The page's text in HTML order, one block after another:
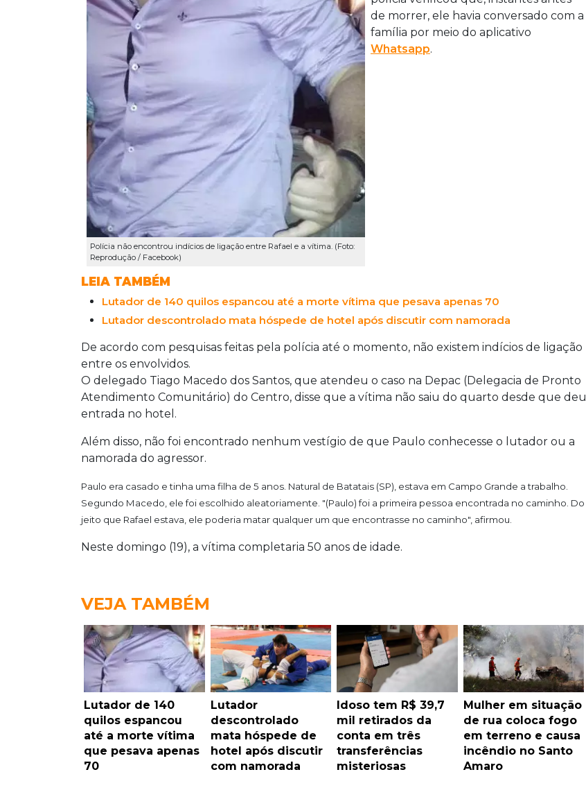
Polícia não encontrou indícios de ligação entre Rafael e a vítima. (Foto:
Reprodução / Facebook)
de morrer, ele havia conversado com a
família por meio do aplicativo
Whatsapp.
LEIA TAMBÉM
Lutador de 140 quilos espancou até a morte vítima que pesava apenas 70
Lutador descontrolado mata hóspede de hotel após discutir com namorada
De acordo com pesquisas feitas pela polícia até o momento, não existem indícios de ligação
entre os envolvidos.
O delegado Tiago Macedo dos Santos, que atendeu o caso na Depac (Delegacia de Pronto
Atendimento Comunitário) do Centro, disse que a vítima não saiu do quarto desde que deu
entrada no hotel.
Além disso, não foi encontrado nenhum vestígio de que Paulo conhecesse o lutador ou a
namorada do agressor.
Paulo era casado e tinha uma filha de 5 anos. Natural de Batatais (SP), estava em Campo Grande a trabalho.
Segundo Macedo, ele foi escolhido aleatoriamente. "(Paulo) foi a primeira pessoa encontrada no caminho. Do
jeito que Rafael estava, ele poderia matar qualquer um que encontrasse no caminho", afirmou.
Neste domingo (19), a vítima completaria 50 anos de idade.
VEJA TAMBÉM
Lutador de 140
quilos espancou
até a morte vítima
que pesava apenas
70
Lutador
descontrolado
mata hóspede de
hotel após discutir
com namorada
Idoso tem R$ 39,7
mil retirados da
conta em três
transferências
misteriosas
Mulher em situação
de rua coloca fogo
em terreno e causa
incêndio no Santo
Amaro